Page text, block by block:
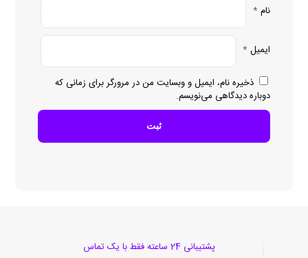
نام *
ایمیل *
ذخیره نام، ایمیل و وبسایت من در مرورگر برای زمانی که
دوباره دیدگاهی می‌نویسم.
پشتیبانی 24 ساعته فقط با یک تماس